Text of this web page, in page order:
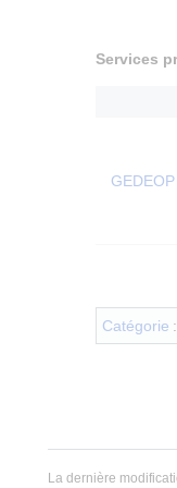
Services
GEDEOP
Catégorie :
La dernière